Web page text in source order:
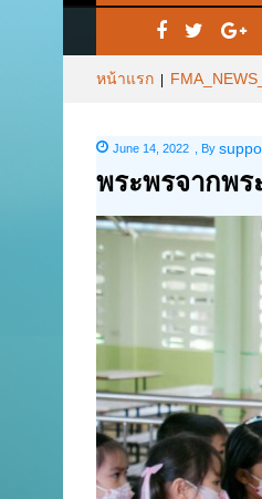
หน้าแรก
June 14, 2022 By
พระพรจากพร